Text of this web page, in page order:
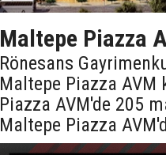
Maltepe Piazza
Rönesans
Maltepe Piazza AVM
Piazza AVM'de 205
Maltepe Piazza